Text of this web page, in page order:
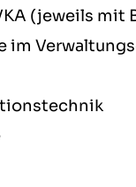
(jeweils mit
im